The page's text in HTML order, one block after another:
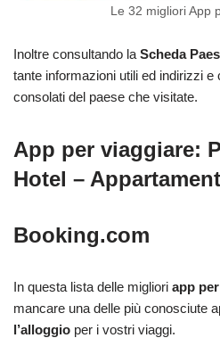
Le 32 migliori App
Inoltre consultando la Scheda
tante informazioni utili ed indirizzi
consolati del paese che visitate.
App per viaggiare:
Hotel –
Booking.com
In questa lista delle migliori app
mancare una delle più conosciute
l’alloggio per i vostri viaggi.